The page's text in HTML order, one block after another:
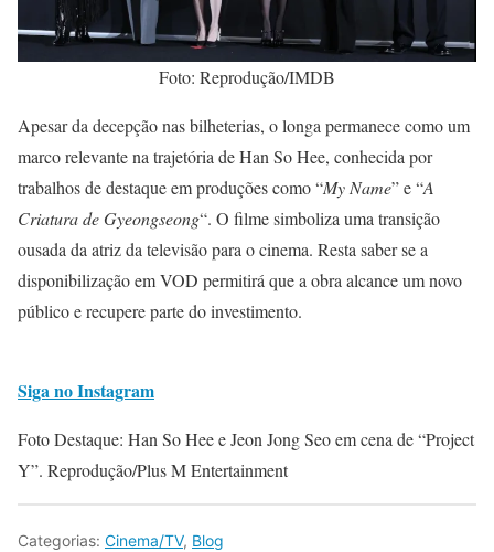
Foto: Reprodução/IMDB
Apesar da decepção nas bilheterias, o longa permanece como um
marco relevante na trajetória de Han So Hee, conhecida por
trabalhos de destaque em produções como “My Name” e “A
Criatura de Gyeongseong“. O filme simboliza uma transição
ousada da atriz da televisão para o cinema. Resta saber se a
disponibilização em VOD permitirá que a obra alcance um novo
público e recupere parte do investimento.
Siga no Instagram
Foto Destaque: Han So Hee e Jeon Jong Seo em cena de “Project
Y”. Reprodução/Plus M Entertainment
Categorias: Cinema/TV, Blog